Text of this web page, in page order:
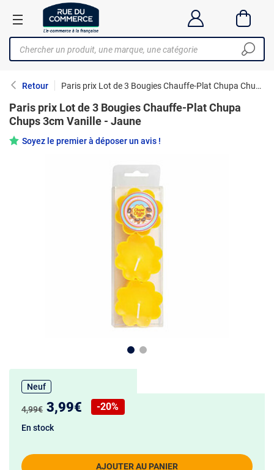
Retour Paris prix Lot de 3 Bougies Chauffe-Plat Chupa Chups 3cm Vanille - Jaune
Paris prix Lot de 3 Bougies Chauffe-Plat Chupa
Chups 3cm Vanille - Jaune
Soyez le premier à déposer un avis !
Neuf
Ancien prix :
4,99€ Nouveau prix :
3,99€
Réduction de :
-20%
AJOUTER AU PANIER
En stock